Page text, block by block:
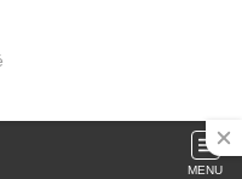
MENU